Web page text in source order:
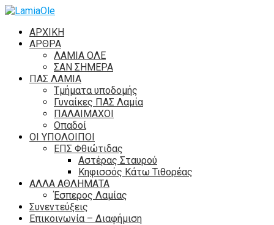
ΑΡΧΙΚΗ
ΑΡΘΡΑ
ΛΑΜΙΑ ΟΛΕ
ΣΑΝ ΣΗΜΕΡΑ
ΠΑΣ ΛΑΜΙΑ
Τμήματα υποδομής
Γυναίκες ΠΑΣ Λαμία
ΠΑΛΑΙΜΑΧΟΙ
Οπαδοί
ΟΙ ΥΠΟΛΟΙΠΟΙ
ΕΠΣ Φθιώτιδας
Αστέρας Σταυρού
Κηφισσός Κάτω Τιθορέας
ΑΛΛΑ ΑΘΛΗΜΑΤΑ
Έσπερος Λαμίας
Συνεντεύξεις
Επικοινωνία – Διαφήμιση